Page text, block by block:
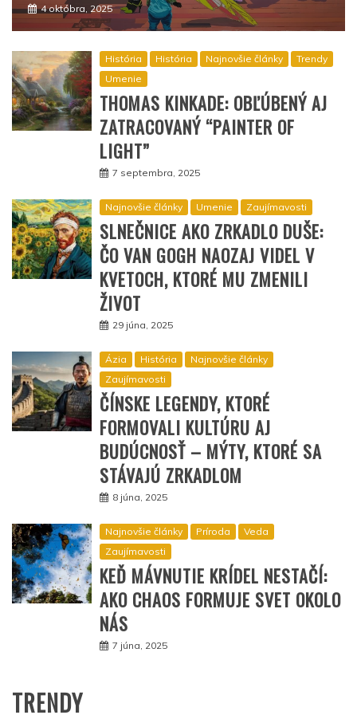
4 októbra, 2025
História História Najnovšie články
Trendy
Umenie
THOMAS KINKADE: OBĽÚBENÝ AJ
ZATRACOVANÝ “PAINTER OF
LIGHT”
7 septembra, 2025
Najnovšie články Umenie Zaujímavosti
SLNEČNICE AKO ZRKADLO DUŠE:
ČO VAN GOGH NAOZAJ VIDEL V
KVETOCH, KTORÉ MU ZMENILI
ŽIVOT
29 júna, 2025
Ázia História
Najnovšie články
Zaujímavosti
ČÍNSKE LEGENDY, KTORÉ
FORMOVALI KULTÚRU AJ
BUDÚCNOSŤ – MÝTY, KTORÉ SA
STÁVAJÚ ZRKADLOM
8 júna, 2025
Najnovšie články Príroda
Veda
Zaujímavosti
KEĎ MÁVNUTIE KRÍDEL NESTAČÍ:
AKO CHAOS FORMUJE SVET OKOLO
NÁS
7 júna, 2025
TRENDY